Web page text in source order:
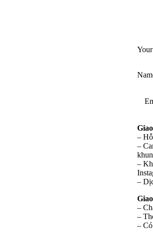
–
–
–
–
–
–
–